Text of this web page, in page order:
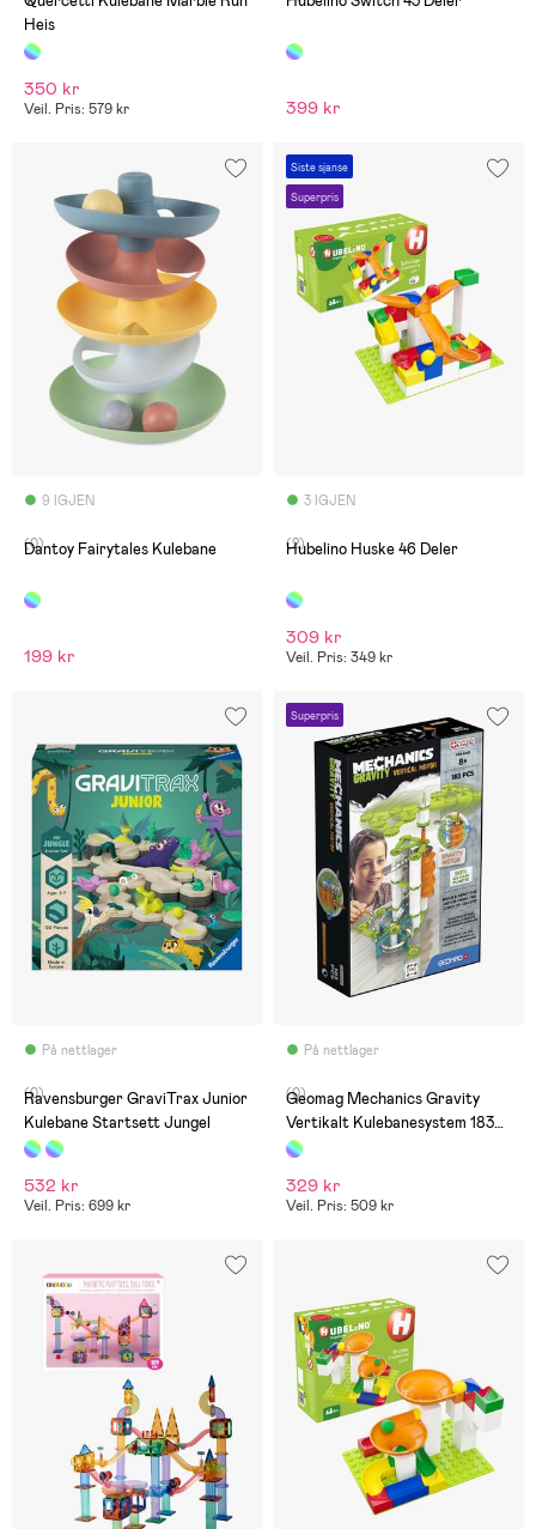
Heis
350 kr
Veil. Pris: 579 kr 399 kr
9 IGJEN
(0)
Dantoy Fairytales Kulebane
199 kr
Siste sjanse
Superpris
3 IGJEN
(2)
Hubelino Huske 46 Deler
309 kr
Veil. Pris: 349 kr
På nettlager
(0)
Ravensburger GraviTrax Junior
Kulebane Startsett Jungel
532 kr
Veil. Pris: 699 kr
Superpris
På nettlager
(0)
Geomag Mechanics Gravity
Vertikalt Kulebanesystem 183
Brikker
329 kr
Veil. Pris: 509 kr